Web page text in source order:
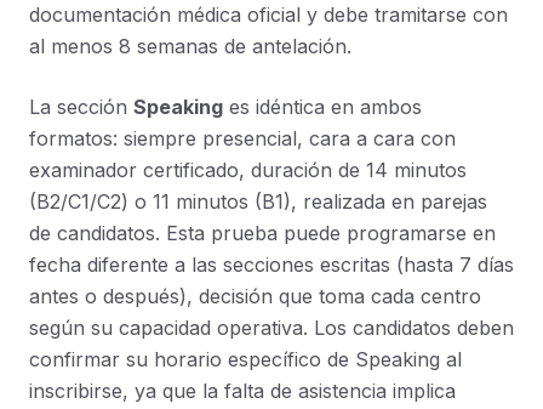
documentación médica oficial y debe tramitarse con
al menos 8 semanas de antelación.
La sección Speaking es idéntica en ambos
formatos: siempre presencial, cara a cara con
examinador certificado, duración de 14 minutos
(B2/C1/C2) o 11 minutos (B1), realizada en parejas
de candidatos. Esta prueba puede programarse en
fecha diferente a las secciones escritas (hasta 7 días
antes o después), decisión que toma cada centro
según su capacidad operativa. Los candidatos deben
confirmar su horario específico de Speaking al
inscribirse, ya que la falta de asistencia implica